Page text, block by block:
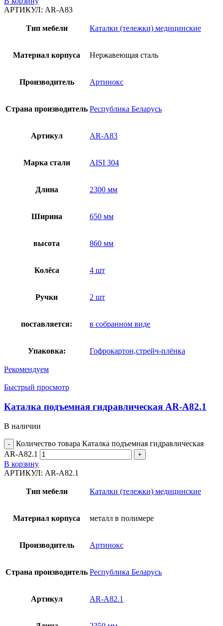
АРТИКУЛ: AR-A83
Тип мебели Каталки (тележки) медицинские
Материал корпуса Нержавеющая сталь
Производитель Артинокс
Страна производитель Республика Беларусь
Артикул AR-A83
Марка стали AISI 304
Длина 2300 мм
Ширина 650 мм
высота 860 мм
Колёса 4 шт
Ручки 2 шт
поставляется: в собранном виде
Упаковка: Гофрокартон,стрейч-плёнка
Рекомендуем
Быстрый просмотр
Каталка подъемная гидравлическая AR-A82.1
В наличии
Количество товара Каталка подъемная гидравлическая
AR-A82.1
В корзину
АРТИКУЛ: AR-A82.1
Тип мебели Каталки (тележки) медицинские
Материал корпуса металл в полимере
Производитель Артинокс
Страна производитель Республика Беларусь
Артикул AR-A82.1